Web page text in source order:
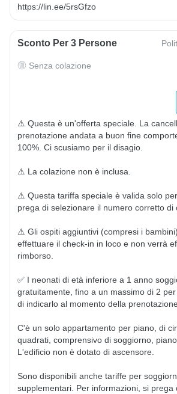
https://lin.ee/5rsGfzo
Sconto Per 3 Persone
Senza colazione
⚠ Questa è un'offerta speciale. La
prenotazione andata a buon fine
100%. Ci scusiamo per il disagio.
⚠ La colazione non è inclusa.
⚠ Questa tariffa speciale è valida solo
prega di selezionare il numero corretto di
⚠ Gli ospiti aggiuntivi (compresi i
effettuare il check-in in loco e non verrà
rimborso.
✅ I neonati di età inferiore a 1 anno
gratuitamente, fino a un massimo di 2
di indicarlo al momento della
C'è un solo appartamento per piano, di
quadrati, comprensivo di soggiorno,
L'edificio non è dotato di ascensore.
Sono disponibili anche tariffe per
supplementari. Per informazioni, si prega